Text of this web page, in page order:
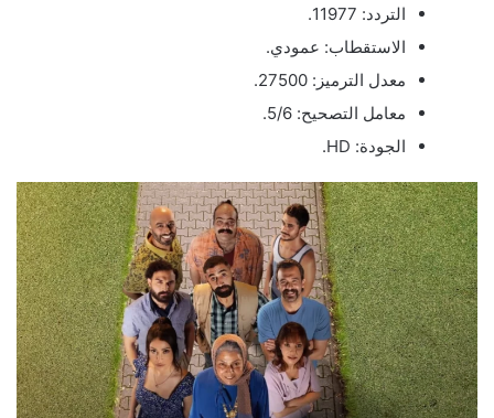
التردد: 11977.
الاستقطاب: عمودي.
معدل الترميز: 27500.
معامل التصحيح: 5/6.
الجودة: HD.